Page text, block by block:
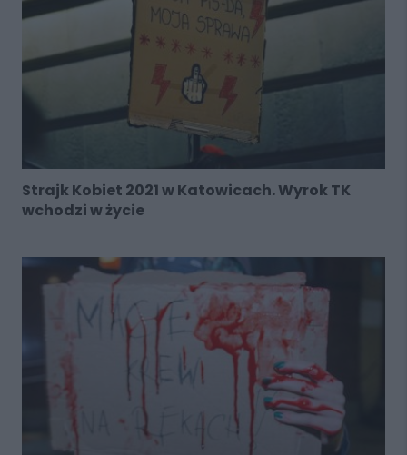
Strajk Kobiet 2021 w Katowicach. Wyrok TK
wchodzi w życie